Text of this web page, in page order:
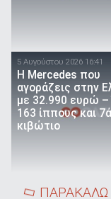
5 Αυγούστου 2026 16:41
Η Mercedes που
αγοράζεις στην
με 32.990 ευρώ –
163 ίππους και
κιβώτιο
ΠΑΡΑΚΑΛΩ